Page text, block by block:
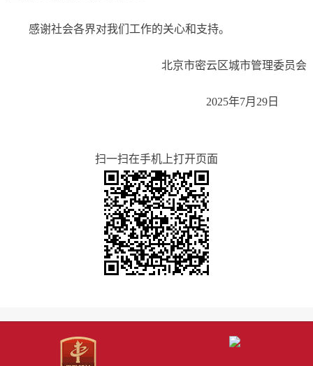
感谢社会各界对我们工作的关心和支持。
北京市密云区城市管理委员会
2025年7月29日
扫一扫在手机上打开页面